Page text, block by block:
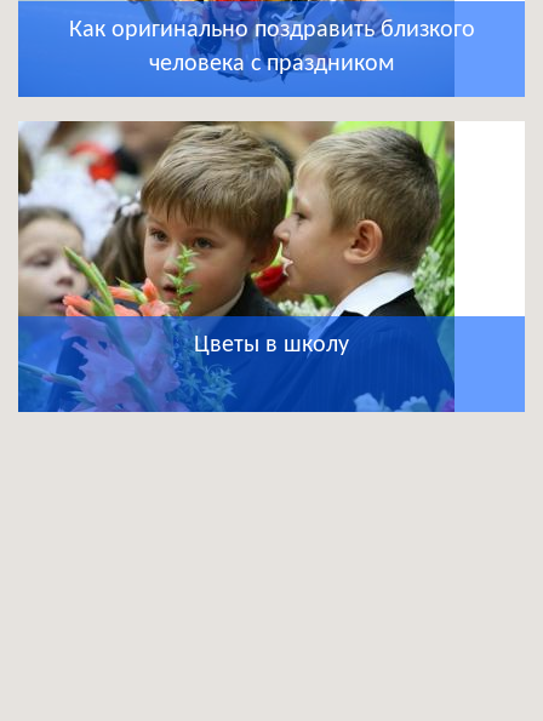
Как оригинально поздравить близкого
человека с праздником
Цветы в школу